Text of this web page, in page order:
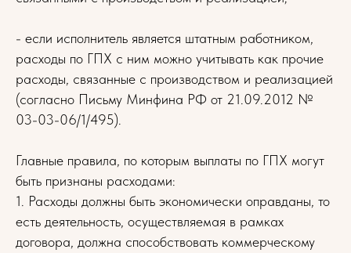
- если исполнитель является штатным работником,
расходы по ГПХ с ним можно учитывать как прочие
расходы, связанные с производством и реализацией
(согласно Письму Минфина РФ от 21.09.2012 №
03-03-06/1/495).
Главные правила, по которым выплаты по ГПХ могут
быть признаны расходами:
1. Расходы должны быть экономически оправданы, то
есть деятельность, осуществляемая в рамках
договора, должна способствовать коммерческому